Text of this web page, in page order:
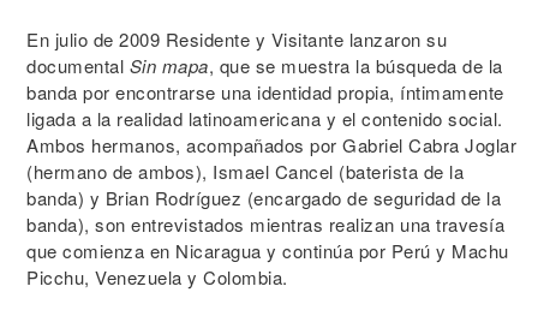
En julio de 2009 Residente y Visitante lanzaron su
documental Sin mapa, que se muestra la búsqueda de la
banda por encontrarse una identidad propia, íntimamente
ligada a la realidad latinoamericana y el contenido social.
Ambos hermanos, acompañados por Gabriel Cabra Joglar
(hermano de ambos), Ismael Cancel (baterista de la
banda) y Brian Rodríguez (encargado de seguridad de la
banda), son entrevistados mientras realizan una travesía
que comienza en Nicaragua y continúa por Perú y Machu
Picchu, Venezuela y Colombia.